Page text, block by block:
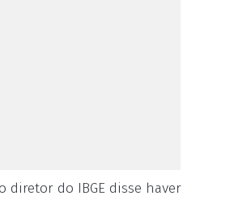
diretor do IBGE disse haver